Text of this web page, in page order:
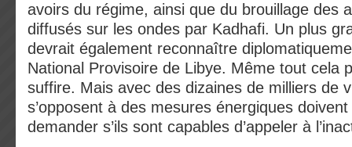
avoirs du régime, ainsi que du brouillage des
diffusés sur les ondes par Kadhafi. Un plus
devrait également reconnaître
National Provisoire de Libye. Même tout cela
suffire. Mais avec des dizaines de milliers de
s’opposent à des mesures énergiques
demander s’ils sont capables d’appeler à